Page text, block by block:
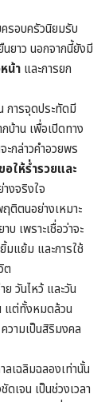
รอบครัวนิยมรับ
ยาว นอกจากนี้ยังมี
น้า และการยก
การจุดประทัดมี
บ้าน เพื่อเปิดทาง
กล่าวคำอวยพร
อให้ร่ำรวยและ
งจริงใจ
ติตนอย่างเหมาะ
เพราะเชื่อว่าจะ
มแย้ม และการใช้
ต
ย วันไหว้ และวัน
แต่ทั้งหมดล้วน
วามเป็นสิริมงคล
เฉลิมฉลองเท่านั้น
ดเจน เป็นช่วงเวลา